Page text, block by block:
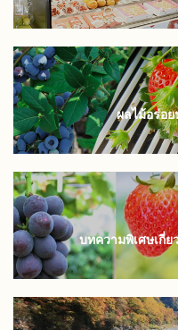
ผลไม้อร่อ
บทความพิเศษเกี่